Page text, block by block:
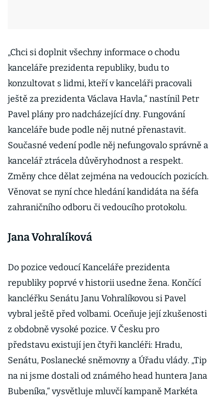
„Chci si doplnit všechny informace o chodu
kanceláře prezidenta republiky, budu to
konzultovat s lidmi, kteří v kanceláři pracovali
ještě za prezidenta Václava Havla,“ nastínil Petr
Pavel plány pro nadcházející dny. Fungování
kanceláře bude podle něj nutné přenastavit.
Současné vedení podle něj nefungovalo správně a
kancelář ztrácela důvěryhodnost a respekt.
Změny chce dělat zejména na vedoucích pozicích.
Věnovat se nyní chce hledání kandidáta na šéfa
zahraničního odboru či vedoucího protokolu.
Jana Vohralíková
Do pozice vedoucí Kanceláře prezidenta
republiky poprvé v historii usedne žena. Končící
kancléřku Senátu Janu Vohralíkovou si Pavel
vybral ještě před volbami. Oceňuje její zkušenosti
z obdobně vysoké pozice. V Česku pro
představu existují jen čtyři kancléři: Hradu,
Senátu, Poslanecké sněmovny a Úřadu vlády. „Tip
na ni jsme dostali od známého head huntera Jana
Bubeníka,“ vysvětluje mluvčí kampaně Markéta